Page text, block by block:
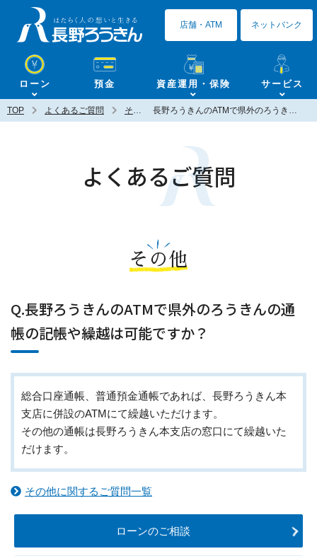
ローン 預金 資産運用・保険 サービス
店舗・ATM ネットバンク
TOP よくあるご質問 その他 長野ろうきんのATMで県外のろうきんの通帳の記帳や繰越は可能ですか？
よくあるご質問
その他
Q.長野ろうきんのATMで県外のろうきんの通
帳の記帳や繰越は可能ですか？
総合口座通帳、普通預金通帳であれば、長野ろうきん本
支店に併設のATMにて繰越いただけます。
その他の通帳は長野ろうきん本支店の窓口にて繰越いた
だけます。
その他に関するご質問一覧
ローンのご相談